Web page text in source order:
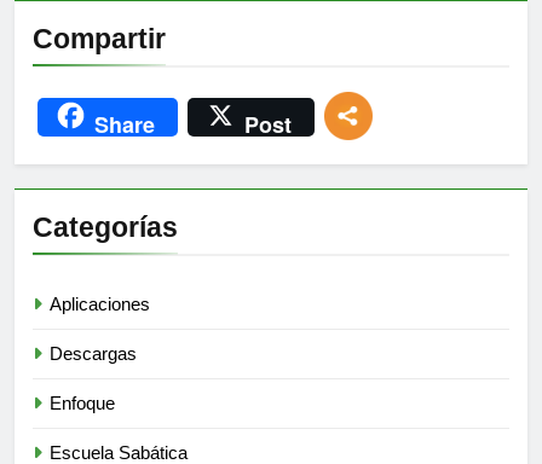
Compartir
Share Post
Categorías
Aplicaciones
Descargas
Enfoque
Escuela Sabática